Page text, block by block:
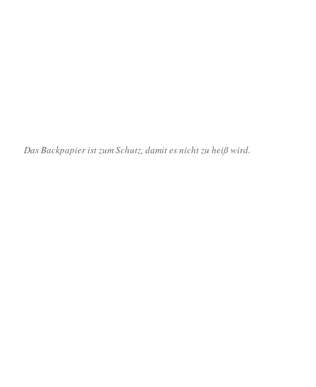
Das Backpapier ist zum Schutz, damit es nicht zu heiß wird.